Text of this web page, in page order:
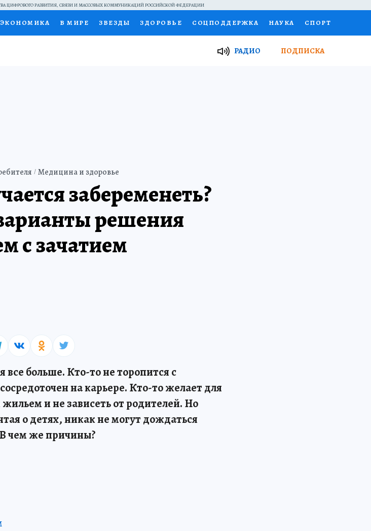
ЦИФРОВОГО РАЗВИТИЯ, СВЯЗИ И МАССОВЫХ КОММУНИКАЦИЙ РОССИЙСКОЙ ФЕДЕРАЦИИ
ЭКОНОМИКА В МИРЕ ЗВЕЗДЫ ЗДОРОВЬЕ СОЦПОДДЕРЖКА НАУКА СПОРТ
Я ЗНАЮ СЕМЬЯ
РАДИО ПОДПИСКА
Медицина и здоровье
забеременеть?
решения
с зачатием
больше. Кто-то не торопится с
на карьере. Кто-то желает для
и не зависеть от родителей. Но
о детях, никак не могут дождаться
В чем же причины?